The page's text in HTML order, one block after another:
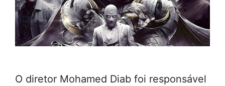
O diretor Mohamed Diab foi responsável